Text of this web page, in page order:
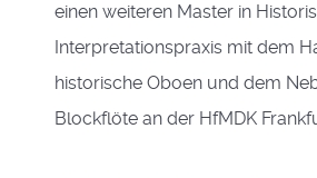
einen weiteren Master in
Interpretationspraxis mit dem
historische Oboen und dem
Blockflöte an der HfMDK